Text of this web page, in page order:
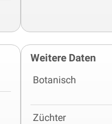
Weitere Daten
Botanisch
Züchter